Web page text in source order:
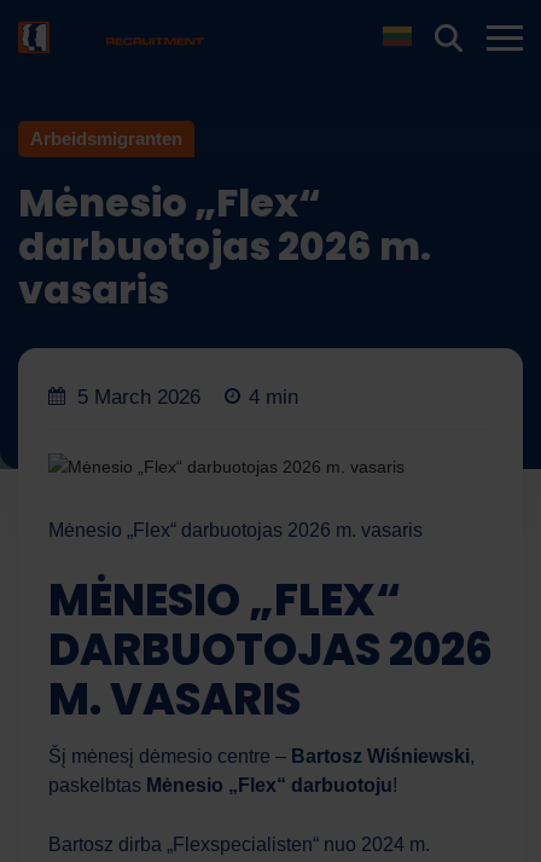
Arbeidsmigranten
Mėnesio „Flex“
darbuotojas 2026 m.
vasaris
5 March 2026 4 min
Mėnesio „Flex“ darbuotojas 2026 m. vasaris
MĖNESIO „FLEX“
DARBUOTOJAS 2026
M. VASARIS
Šį mėnesį dėmesio centre – Bartosz Wiśniewski,
paskelbtas Mėnesio „Flex“ darbuotoju!
Bartosz dirba „Flexspecialisten“ nuo 2024 m.